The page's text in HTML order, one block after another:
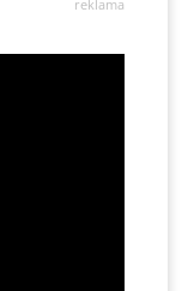
reklama